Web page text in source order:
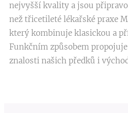
nejvyšší kvality a jsou
než třicetileté lékařské praxe
který kombinuje klasickou a
Funkčním způsobem
znalosti našich předků i